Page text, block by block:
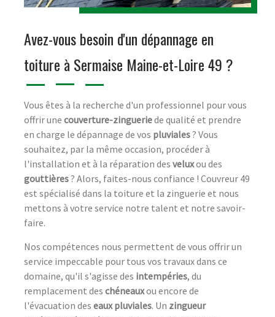
Avez-vous besoin d'un dépannage en
toiture à Sermaise Maine-et-Loire 49 ?
Vous êtes à la recherche d'un professionnel pour vous
offrir une couverture-zingueriede qualité et prendre
en charge le dépannage de vos pluviales? Vous
souhaitez, par la même occasion, procéder à
l'installation et à la réparation des veluxou des
gouttières? Alors, faites-nous confiance ! Couvreur 49
est spécialisé dans la toiture et la zinguerie et nous
mettons à votre service notre talent et notre savoir-
faire.
Nos compétences nous permettent de vous offrir un
service impeccable pour tous vos travaux dans ce
domaine, qu'il s'agisse des intempéries, du
remplacement des chéneauxou encore de
l'évacuation des eaux pluviales. Un zingueur